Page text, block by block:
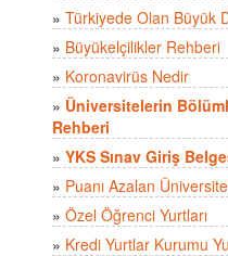
» Türkiyede Olan Büyük
» Büyükelçilikler Rehberi
» Koronavirüs Nedir
» Üniversitelerin
Rehberi
» YKS Sınav Giriş
» Puanı Azalan
» Özel Öğrenci Yurtları
» Kredi Yurtlar Kurumu